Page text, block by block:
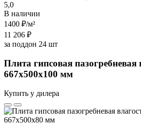
5,0
В наличии
1400 ₽/м²
11 206 ₽
за поддон 24 шт
Плита гипсовая пазогребневая
667х500х100 мм
Купить у дилера